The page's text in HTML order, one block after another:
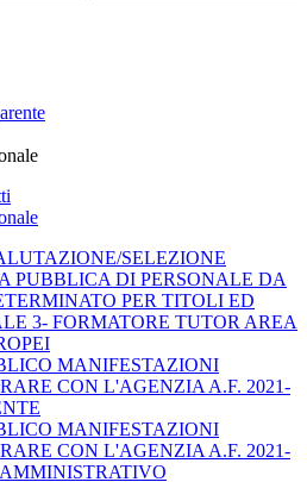
SELEZIONE
PUBBLICA DI PERSONALE DA
PER TITOLI ED
3- FORMATORE TUTOR AREA
MANIFESTAZIONI
CON L'AGENZIA A.F. 2021-
MANIFESTAZIONI
CON L'AGENZIA A.F. 2021-